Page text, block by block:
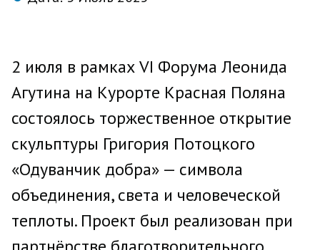
2 июля в рамках VI Форума Леонида
Агутина на Курорте Красная Поляна
состоялось торжественное открытие
скульптуры Григория Потоцкого
«Одуванчик добра» — символа
объединения, света и человеческой
теплоты. Проект был реализован при